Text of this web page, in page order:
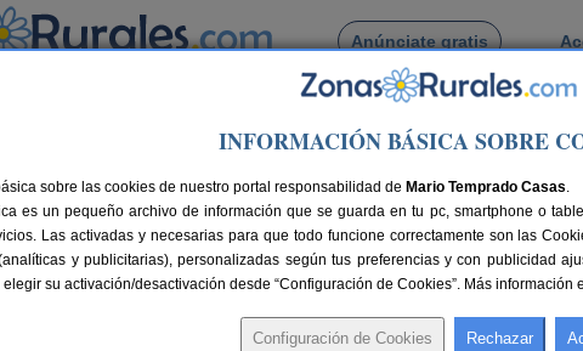
Anúnciate gratis
Busca por pueblo
Aras de Los Olmos> Casa Rural Cubel
Cubel
de Los Olmos (Valencia)
y por habitaciones 24 plazas 96 km de Valencia Compartir:
INFORMACIÓN BÁSICA SOBRE
sobre las cookies de nuestro portal responsabilidad de Mario Temprado Casas.
es un pequeño archivo de información que se guarda en tu pc, smartphone o
Las activadas y necesarias para que todo funcione correctamente son las
y publicitarias), personalizadas según tus preferencias y con publicidad
elegir su activación/desactivación desde “Configuración de Cookies”. Más información